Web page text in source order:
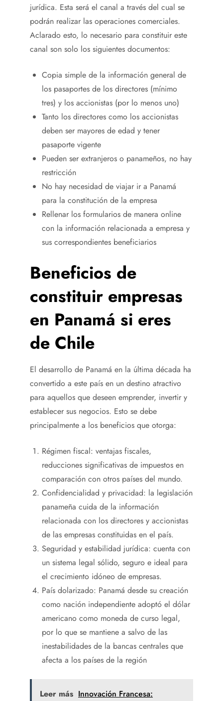
jurídica. Esta será el canal a través del cual se
podrán realizar las operaciones comerciales.
Aclarado esto, lo necesario para constituir este
canal son solo los siguientes documentos:
Copia simple de la información general de
los pasaportes de los directores (mínimo
tres) y los accionistas (por lo menos uno)
Tanto los directores como los accionistas
deben ser mayores de edad y tener
pasaporte vigente
Pueden ser extranjeros o panameños, no hay
restricción
No hay necesidad de viajar ir a Panamá
para la constitución de la empresa
Rellenar los formularios de manera online
con la información relacionada a empresa y
sus correspondientes beneficiarios
Beneficios de
constituir empresas
en Panamá si eres
de Chile
El desarrollo de Panamá en la última década ha
convertido a este país en un destino atractivo
para aquellos que deseen emprender, invertir y
establecer sus negocios. Esto se debe
principalmente a los beneficios que otorga:
Régimen fiscal: ventajas fiscales,
reducciones significativas de impuestos en
comparación con otros países del mundo.
Confidencialidad y privacidad: la legislación
panameña cuida de la información
relacionada con los directores y accionistas
de las empresas constituidas en el país.
Seguridad y estabilidad jurídica: cuenta con
un sistema legal sólido, seguro e ideal para
el crecimiento idóneo de empresas.
País dolarizado: Panamá desde su creación
como nación independiente adoptó el dólar
americano como moneda de curso legal,
por lo que se mantiene a salvo de las
inestabilidades de la bancas centrales que
afecta a los países de la región
Leer más Innovación Francesa: